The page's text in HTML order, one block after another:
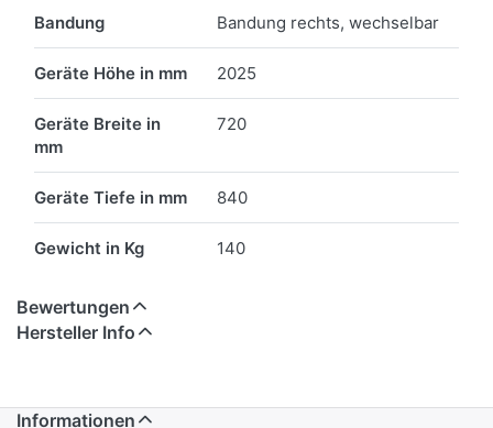
Bandung Bandung rechts, wechselbar
Geräte Höhe in mm 2025
Geräte Breite in
mm
720
Geräte Tiefe in mm 840
Gewicht in Kg 140
Bewertungen
Hersteller Info
Informationen